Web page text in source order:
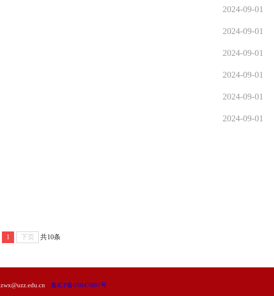
2024-09-01
2024-09-01
2024-09-01
2024-09-01
2024-09-01
2024-09-01
1 下页 共10条
zwx@uzz.edu.cn 鲁ICP备05047007号